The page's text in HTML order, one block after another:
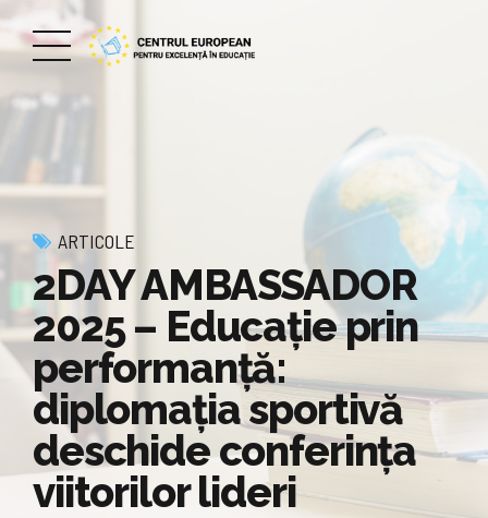
ARTICOLE
2DAY AMBASSADOR
2025 – Educație prin
performanță:
diplomația sportivă
deschide conferința
viitorilor lideri